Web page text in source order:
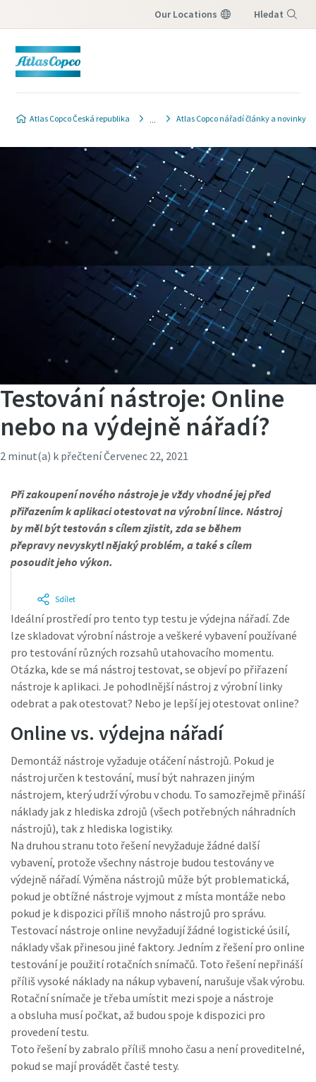
Our Locations Hledat
Atlas Copco Česká republika Atlas Copco nářadí články a novinky
Dokumentace a zdroje
Je čas na kalibraci?
Zabezpečte si kvalitu a snižte počet vad díky kalibraci
nářadí a akreditované kalibraci zajištění kvality.
Nechte si nářadí správně zkalibrovat již nyní!
Prohlédněte si všechna naše průmyslová
odvětví
Zobrazit vše
Webináře
Podívejte se na naše webináře o nejnovějších
technologiích utahování.
Zhlédnout
Testování nástroje: Online
nebo na výdejně nářadí?
2 minut(a) k přečtení Červenec 22, 2021
Při zakoupení nového nástroje je vždy vhodné jej před
přiřazením k aplikaci otestovat na výrobní lince. Nástroj
by měl být testován s cílem zjistit, zda se během
přepravy nevyskytl nějaký problém, a také s cílem
posoudit jeho výkon.
Sdílet
Ideální prostředí pro tento typ testu je výdejna nářadí. Zde
lze skladovat výrobní nástroje a veškeré vybavení používané
pro testování různých rozsahů utahovacího momentu.
Otázka, kde se má nástroj testovat, se objeví po přiřazení
nástroje k aplikaci. Je pohodlnější nástroj z výrobní linky
odebrat a pak otestovat? Nebo je lepší jej otestovat online?
Online vs. výdejna nářadí
Demontáž nástroje vyžaduje otáčení nástrojů. Pokud je
nástroj určen k testování, musí být nahrazen jiným
nástrojem, který udrží výrobu v chodu. To samozřejmě přináší
náklady jak z hlediska zdrojů (všech potřebných náhradních
nástrojů), tak z hlediska logistiky.
Na druhou stranu toto řešení nevyžaduje žádné další
vybavení, protože všechny nástroje budou testovány ve
výdejně nářadí. Výměna nástrojů může být problematická,
pokud je obtížné nástroje vyjmout z místa montáže nebo
pokud je k dispozici příliš mnoho nástrojů pro správu.
Testovací nástroje online nevyžadují žádné logistické úsilí,
náklady však přinesou jiné faktory. Jedním z řešení pro online
testování je použití rotačních snímačů. Toto řešení nepřináší
příliš vysoké náklady na nákup vybavení, narušuje však výrobu.
Rotační snímače je třeba umístit mezi spoje a nástroje
a obsluha musí počkat, až budou spoje k dispozici pro
provedení testu.
Toto řešení by zabralo příliš mnoho času a není proveditelné,
pokud se mají provádět časté testy.